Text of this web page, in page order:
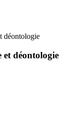
déontologie
déontologie